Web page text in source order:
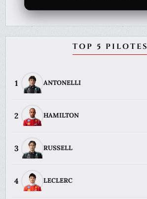
TOP 5 PILOTES
1 ANTONELLI
2 HAMILTON
3 RUSSELL
4 LECLERC